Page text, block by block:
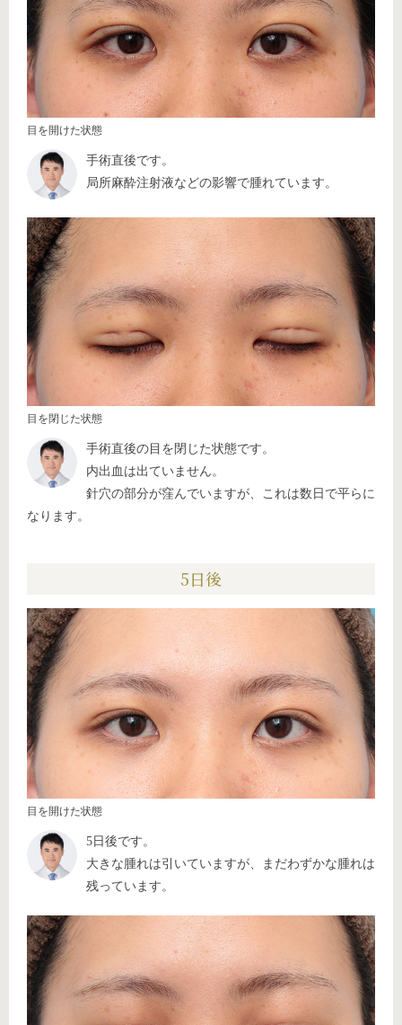
目を開けた状態
手術直後です。
局所麻酔注射液などの影響で腫れています。
目を閉じた状態
手術直後の目を閉じた状態です。
内出血は出ていません。
針穴の部分が窪んでいますが、これは数日で平らに
なります。
5日後
目を開けた状態
5日後です。
大きな腫れは引いていますが、まだわずかな腫れは
残っています。